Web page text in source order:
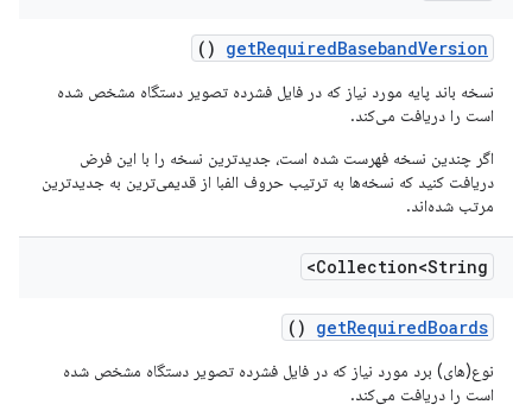
getRequiredBasebandVersion
()
نسخه باند پایه مورد نیاز که در فایل فشرده تصویر دستگاه مشخص شده
است را دریافت می‌کند.
اگر چندین نسخه فهرست شده است، جدیدترین نسخه را با این فرض
دریافت کنید که نسخه‌ها به ترتیب حروف الفبا از قدیمی‌ترین به جدیدترین
مرتب شده‌اند.
Collection<String>
getRequiredBoards
()
نوع(های) برد مورد نیاز که در فایل فشرده تصویر دستگاه مشخص شده
است را دریافت می‌کند.